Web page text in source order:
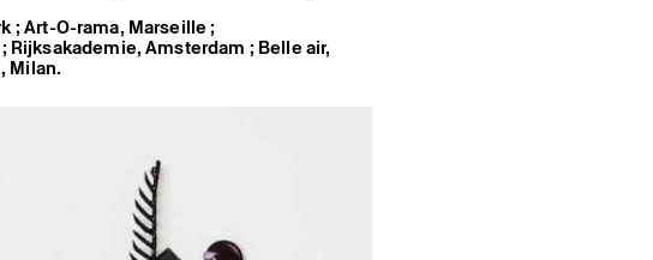
; Art-O-rama, Marseille ;
Rijksakademie, Amsterdam ; Belle air,
Milan.